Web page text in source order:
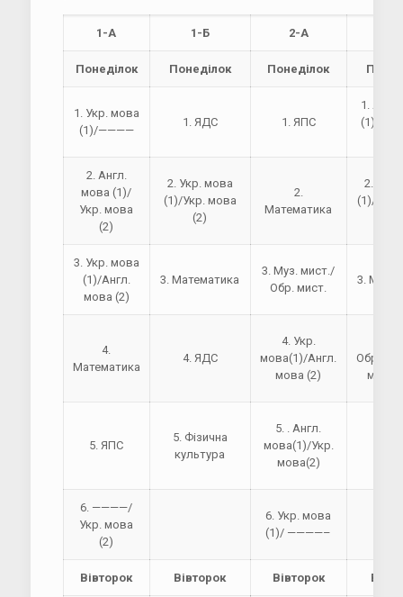
1-А 1-Б 2-А
Понеділок Понеділок Понеділок
1. Укр. мова
(1)/————
1. ЯДС 1. ЯПС
1.
(1)/
2. Англ.
мова (1)/
Укр. мова
(2)
2. Укр. мова
(1)/Укр. мова
(2)
2.
Математика
2. Укр.
(1)/
3. Укр. мова
(1)/Англ.
мова (2)
3. Математика
3. Муз. мист./
Обр. мист.
3.
4.
Математика
4. ЯДС
4. Укр.
мова(1)/Англ.
мова (2)
5. ЯПС
5. Фізична
культура
5. . Англ.
мова(1)/Укр.
мова(2)
6. ————/
Укр. мова
(2)
6. Укр. мова
(1)/ ————–
Вівторок Вівторок Вівторок